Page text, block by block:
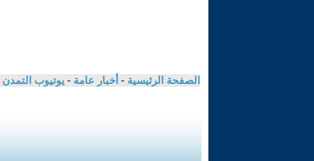
الصفحة الرئيسية - أخبار عامة - يوتيوب التمدن